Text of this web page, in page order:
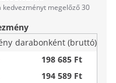
kedvezményt megelőző 30
darabonként (bruttó)
198 685 Ft
194 589 Ft